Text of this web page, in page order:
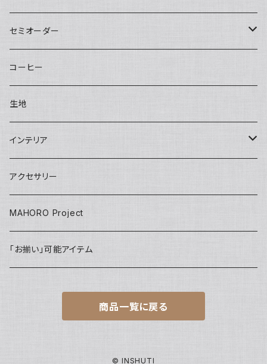
Janet tote
Sisal pochette
Other
Eco bag
Conference bag
LOVE
Big pouch
Small pouch
One piece
Overalls
Kids
Skirt
One piece
Hat
Adult
Kids
カチューシャ／Headband
Tie
Apron
Adult
Kids
Doll
Key ring
IDホルダー
セミオーダー
Bag
Fashion
skirt
pants
コーヒー
生地
インテリア
壁掛け
アクセサリー
MAHORO Project
「お揃い」可能アイテム
商品一覧に戻る
© INSHUTI